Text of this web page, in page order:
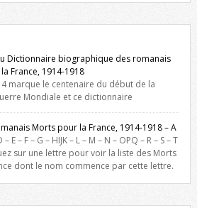
Dictionnaire biographique des romanais
France, 1914-1918
marque le centenaire du début de la
Mondiale et ce dictionnaire
aux romanais Morts pour la
base de cette recherche historique est
sur les plaques commémoratives de
Dauphiné et du lycée Triboulet, […]
Morts pour la France, 1914-1918 – A
– E – F – G – HIJK – L – M – N – OPQ – R – S – T
sur une lettre pour voir la liste des Morts
dont le nom commence par cette lettre.